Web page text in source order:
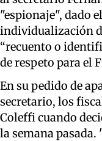
"espionaje", dado
individualización
“recuento o
de respeto para el
En su pedido de
secretario, los
Coleffi cuando
la semana pasada.